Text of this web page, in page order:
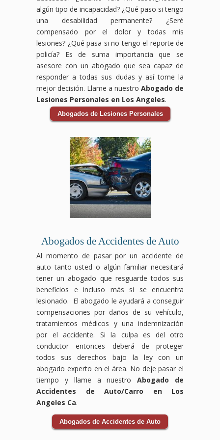
reclamar
los
daños
por
tus
lesiones,
gastos
médicos,
pérdida
de
ingresos
y
perjuicio
hayas
sufrido.
accidentes
centros
comerciales
ocurrir
por
condiciones
inseguras,
como
resbaladizos,
falta
de
mantenimiento
o
por
parte
del
personal.
Nuestro
de
abogados
especializados
médicos,
perdidos,
daños
al
vehículo
y
cualquier
otra
pérdida
relacionada
con
el
Los
accidentes
de
auto
pueden
ser
traumáticos
y
tener
consecuencias
pero
tienes
que
enfrentarlos
solo.
Nuestro
equipo
de
abogados
especializados
accidentes
de
tránsito
te
guiará
del
proceso
tu
accidente
laboral.
Sabemos
que
enfrentar
accidente
en
el
trabajo
puede
ser
pero
no
tienes
que
hacerlo
solo.
Nuestro
equipo
de
abogados
en
laboral
luchará
para
tus
derechos
sean
respetados
y
el
apoyo
necesario
durante
aseguradoras
pueden
Bicicleta
en
Lynwood,
Downey,
CA,
estamos
comprometidos
a
ayudarte
a
obtener
la
compensación
necesitas
para
cubrir
gastos
médicos,
pérdida
ingresos,
otros
ocasionados
por
el
accidente.
Los
accidentes
de
bicicleta
pueden
ocurrir
debido
negligencia
de
conductores
o
condiciones
en
la
vía,
aquí
ayudarte
a
obtener
la
compensación
que
mereces
por
tus
lesiones,
gastos
salarios
perdidos
y
daños
a tu
vehículo.
Los
accidentes
de
auto
ser
pero
no
tienes
que
enfrentarlo
solo.
Nuestro
equipo
de
expertos
en
accidentes
de
tránsito
de
todo
CA,
estamos
aquí
para
proteger
tus
derechos
y
ayudarte
a
obtener
el
apoyo
que
necesitas
para
cubrir
gastos
médicos,
salarios
perdidos
y
más.
accidentes
pueden
ocurrir
en
industria
y a
menudo
dejan
a
trabajadores
enfrentando
dificultades
físicas
equipo
de
algún tipo de incapacidad? ¿Qué paso si tengo
una desabilidad permanente? ¿Seré
compensado por el dolor y todas mis
lesiones? ¿Qué pasa si no tengo el reporte de
policía? Es de suma importancia que se
asesore con un abogado que sea capaz de
responder a todas sus dudas y así tome la
mejor decisión. Llame a nuestro Abogado de
Lesiones Personales en Los Angeles.
Abogados de Lesiones Personales
Abogados de Accidentes de Auto
Al momento de pasar por un accidente de
auto tanto usted o algún familiar necesitará
tener un abogado que resguarde todos sus
beneficios e incluso más si se encuentra
lesionado. El abogado le ayudará a conseguir
compensaciones por daños de su vehículo,
tratamientos médicos y una indemnización
por el accidente. Si la culpa es del otro
conductor entonces deberá de proteger
todos sus derechos bajo la ley con un
abogado experto en el área. No deje pasar el
tiempo y llame a nuestroAbogado de
Accidentes de Auto/Carro en Los
Angeles Ca.
Abogados de Accidentes de Auto